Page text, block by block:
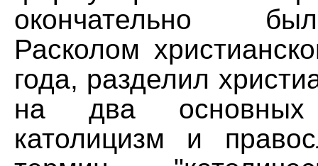
окончательно
Расколом
года, разделил
на два
католицизм и